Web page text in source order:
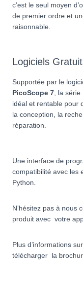
c’est le seul moyen
de premier ordre et
raisonnable.
Logiciels
Supportée par le
PicoScope 7 , la
idéal et rentable pour
la conception, la
réparation.
Une interface de
compatibilité avec les
Python.
N’hésitez pas à nous
produit avec votre
Plus d’informations
télécharger la